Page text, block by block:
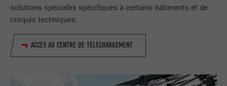
solutions spéciales spécifiques à certains bâtiments et de
croquis techniques.
ACCÈS AU CENTRE DE TÉLÉCHARGEMENT
UTILITÉ
Internet contient une fenêtre « Suivez-